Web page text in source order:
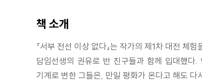
책 소개
『서부 전선 이상 없다』는 작가의 제1차 대전
담임선생의 권유로 반 친구들과 함께 입대했
기계로 변한 그들은, 만일 평화가 온다고 해도